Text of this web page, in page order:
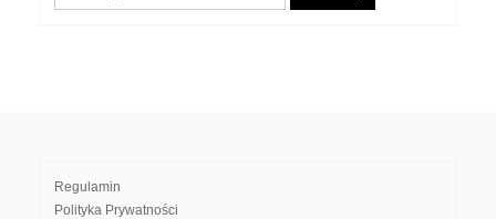
Regulamin
Polityka Prywatności